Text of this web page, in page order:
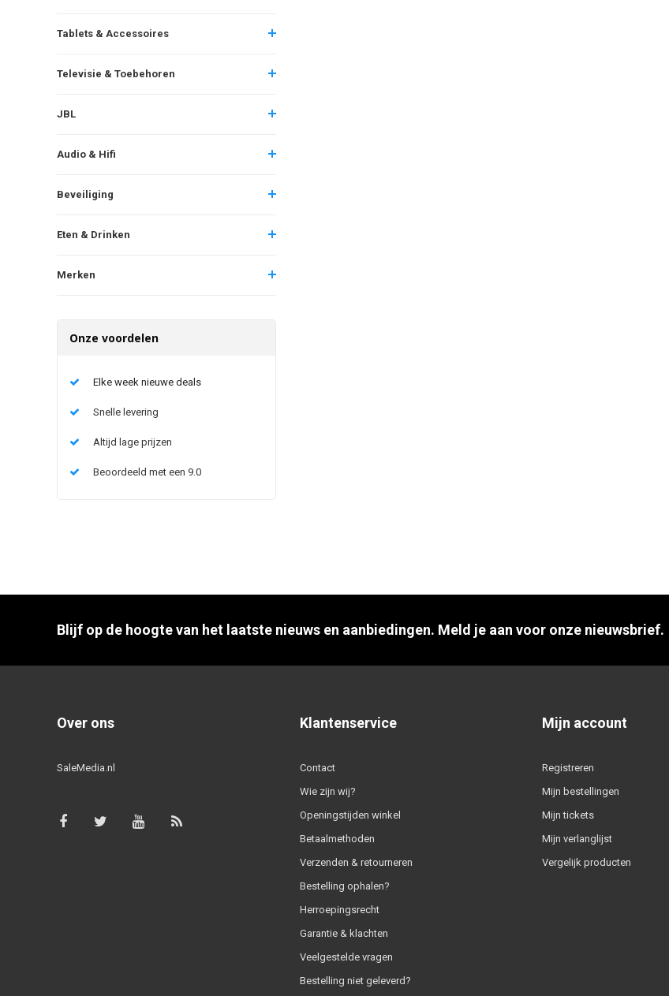
Tablets & Accessoires
Televisie & Toebehoren
JBL
Audio & Hifi
Beveiliging
Eten & Drinken
Merken
Onze voordelen
Elke week nieuwe deals
Snelle levering
Altijd lage prijzen
Beoordeeld met een 9.0
Blijf op de hoogte van het laatste nieuws en aanbiedingen. Meld je aan voor onze nieuwsbrief.
Over ons
SaleMedia.nl
Klantenservice
Contact
Wie zijn wij?
Openingstijden winkel
Betaalmethoden
Verzenden & retourneren
Bestelling ophalen?
Herroepingsrecht
Garantie & klachten
Veelgestelde vragen
Bestelling niet geleverd?
Mijn account
Registreren
Mijn bestellingen
Mijn tickets
Mijn verlanglijst
Vergelijk producten